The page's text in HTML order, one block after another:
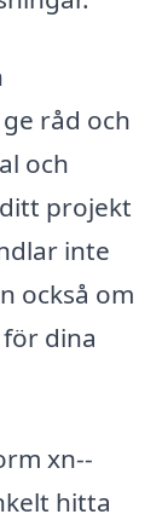
råd och
och
projekt
inte
också om
dina
xn--
hitta